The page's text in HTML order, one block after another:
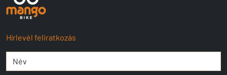
Hírlevél feliratkozás